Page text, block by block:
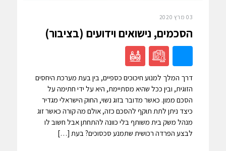
03 מרץ 2020
הסכמים, נישואים וידועים (בציבור)
דרך המלך למנוע חיכוכים כספיים, בין בעת מערכת היחסים
הזוגית, ובין ככל שהיא מסתיימת, היא על ידי חתימה על
הסכם ממון. כאשר מדובר בזוג נשוי, החוק הישראלי מגדיר
כיצד ניתן לתת תוקף להסכם כזה, אולם מה קורה כאשר זוג
מנהל משק בית משותף בלי כוונה להתחתן אבל חשוב לו
לבצע הפרדה רכושית שתמנע סכסוכים? בעת […]